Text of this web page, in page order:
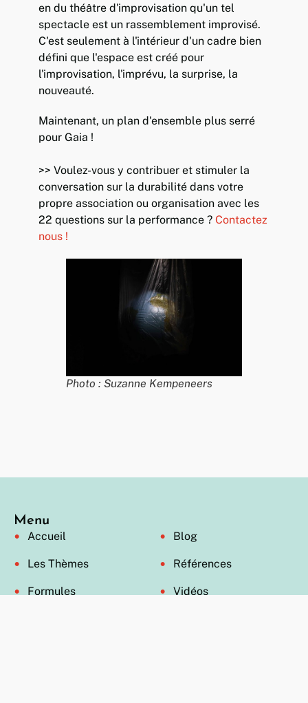
en du théâtre d'improvisation qu'un tel
spectacle est un rassemblement improvisé.
C'est seulement à l'intérieur d'un cadre bien
défini que l'espace est créé pour
l'improvisation, l'imprévu, la surprise, la
nouveauté.
Maintenant, un plan d'ensemble plus serré
pour Gaia !
>> Voulez-vous y contribuer et stimuler la
conversation sur la durabilité dans votre
propre association ou organisation avec les
22 questions sur la performance ?Contactez
nous !
Photo : Suzanne Kempeneers
Menu
Accueil
Les Thèmes
Formules
Blog
Références
Vidéos